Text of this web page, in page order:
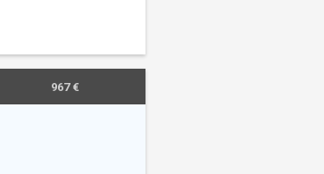
967 €